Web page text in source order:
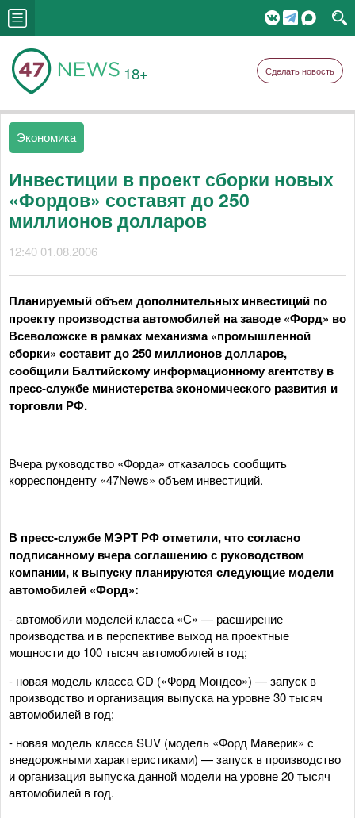
18+ Сделать новость
Экономика
Инвестиции в проект сборки новых
«Фордов» составят до 250
миллионов долларов
12:40 01.08.2006
Планируемый объем дополнительных инвестиций по
проекту производства автомобилей на заводе «Форд» во
Всеволожске в рамках механизма «промышленной
сборки» составит до 250 миллионов долларов,
сообщили Балтийскому информационному агентству в
пресс-службе министерства экономического развития и
торговли РФ.
Вчера руководство «Форда» отказалось сообщить
корреспонденту «47News» объем инвестиций.
В пресс-службе МЭРТ РФ отметили, что согласно
подписанному вчера соглашению с руководством
компании, к выпуску планируются следующие модели
автомобилей «Форд»:
- автомобили моделей класса «С» — расширение
производства и в перспективе выход на проектные
мощности до 100 тысяч автомобилей в год;
- новая модель класса CD («Форд Мондео») — запуск в
производство и организация выпуска на уровне 30 тысяч
автомобилей в год;
- новая модель класса SUV (модель «Форд Маверик» с
внедорожными характеристиками) — запуск в производство
и организация выпуска данной модели на уровне 20 тысяч
автомобилей в год.